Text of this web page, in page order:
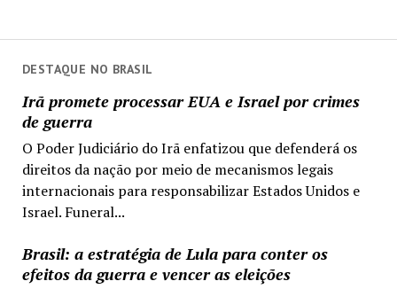
DESTAQUE NO BRASIL
Irã promete processar EUA e Israel por crimes
de guerra
O Poder Judiciário do Irã enfatizou que defenderá os
direitos da nação por meio de mecanismos legais
internacionais para responsabilizar Estados Unidos e
Israel. Funeral...
Brasil: a estratégia de Lula para conter os
efeitos da guerra e vencer as eleições